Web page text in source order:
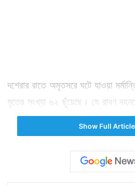
দশেরার রাতে অমৃতসরে ঘটে যাওয়া
মৃতের সংখ্যা ৬২ ছুঁয়েছে। যে রাবণ
ঘটে যায় সেই রাবণ দহন অনুষ্ঠানের
বিধায়ক নভজ্যোৎ সিং সিধুর স্ত্রী। যা
হয়েছে। তবে এদিন যেন সেই সব
সিধু। তাও মাত্র ১টি ঘোষণায়।
Show Full Article